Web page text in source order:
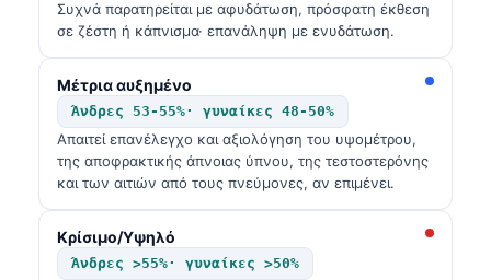
Συχνά παρατηρείται με αφυδάτωση, πρόσφατη έκθεση
σε ζέστη ή κάπνισμα· επανάληψη με ενυδάτωση.
Μέτρια αυξημένο
Άνδρες 53-55%· γυναίκες 48-50%
Απαιτεί επανέλεγχο και αξιολόγηση του υψομέτρου,
της αποφρακτικής άπνοιας ύπνου, της τεστοστερόνης
και των αιτιών από τους πνεύμονες, αν επιμένει.
Κρίσιμο/Υψηλό
Άνδρες >55%· γυναίκες >50%